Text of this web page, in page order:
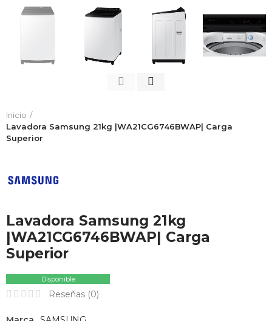
Inicio
Lavadora Samsung 21kg |WA21CG6746BWAP| Carga
Superior
Lavadora Samsung 21kg
|WA21CG6746BWAP| Carga
Superior
Disponible
Reseñas (0)